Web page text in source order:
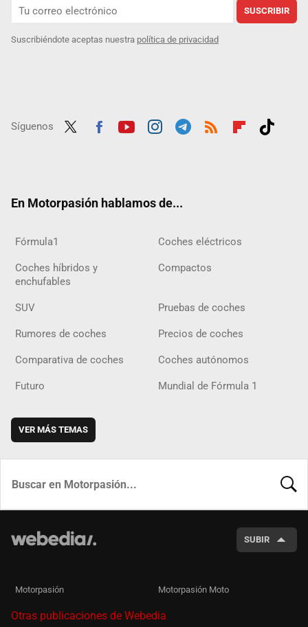
SUSCRIBIR
Suscribiéndote aceptas nuestra política de privacidad
Síguenos
En Motorpasión hablamos de...
Fórmula1 Coches eléctricos
Coches híbridos y
enchufables
Compactos
SUV Pruebas de coches
Rumores de coches Precios de coches
Comparativa de coches Coches autónomos
Futuro Mundial de Fórmula 1
VER MÁS TEMAS
SUBIR
Motorpasión Motorpasión Moto
Otras publicaciones de Webedia